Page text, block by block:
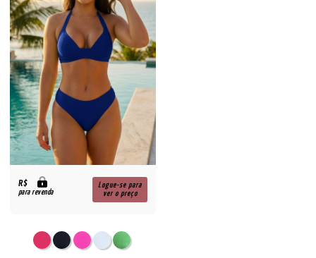
R$
para revenda
Logue-se para
ver o preço